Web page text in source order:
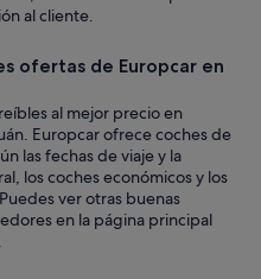
al cliente.
ofertas de Europcar en
al mejor precio en
Europcar ofrece coches de
las fechas de viaje y la
los coches económicos y los
ver otras buenas
en la página principal